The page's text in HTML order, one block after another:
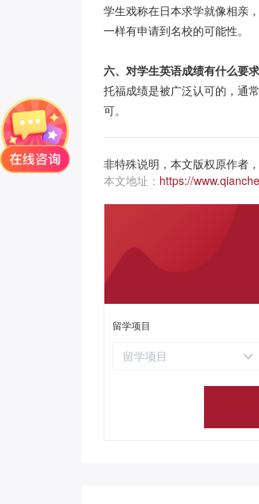
学生戏称在日本求学就像相亲
一样有申请到名校的可能性。
六、对学生英语成绩有什么要
托福成绩是被广泛认可的，通
可。
非特殊说明，本文版权原作者
本文地址： https://
留学项目
留学项目